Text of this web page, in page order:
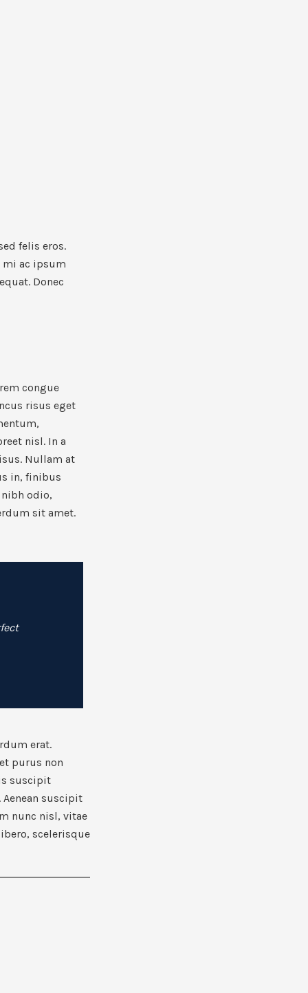
felis eros.
mi ac ipsum
Donec
congue
risus eget
nisl. In a
Nullam at
in, finibus
odio,
sit amet.
erat.
purus non
suscipit
suscipit
nunc nisl, vitae
scelerisque